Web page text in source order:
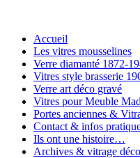
Accueil
Les vitres mousselines
Verre diamanté 1872-
Vitres style brasserie
Verre art déco gravé
Vitres pour Meuble
Portes anciennes &
Contact & infos
Ils ont une histoire…
Archives & vitrage